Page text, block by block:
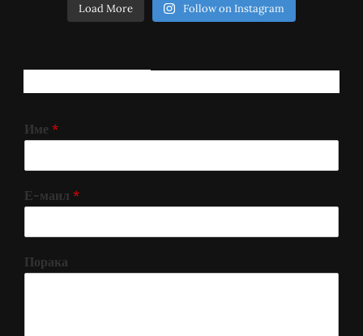
Load More Follow on Instagram
Име *
Е-маил *
Порака